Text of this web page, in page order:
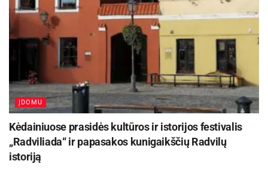
ĮDOMU
Kėdainiuose prasidės kultūros ir istorijos festivalis
„Radviliada“ ir papasakos kunigaikščių Radvilų
istoriją